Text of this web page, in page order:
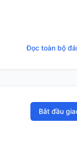
Đọc toàn bộ
Bắt đầu